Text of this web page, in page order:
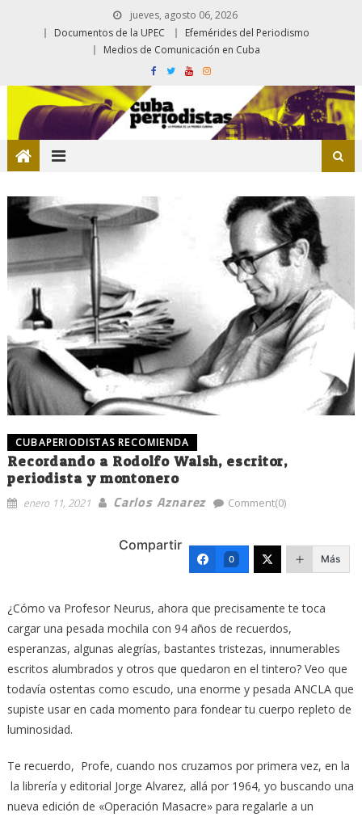
jueves, agosto 06, 2026
Documentos de la UPEC
Efemérides del Periodismo
Medios de Comunicación en Cuba
CUBAPERIODISTAS RECOMIENDA
Recordando a Rodolfo Walsh, escritor,
periodista y montonero
enero 11, 2021 Carlos Aznarez Comment(0)
Compartir
0 Más
¿Cómo va Profesor Neurus, ahora que precisamente te toca
cargar una pesada mochila con 94 años de recuerdos,
esperanzas, algunas alegrías, bastantes tristezas, innumerables
escritos alumbrados y otros que quedaron en el tintero? Veo que
todavía ostentas como escudo, una enorme y pesada ANCLA que
supiste usar en cada momento para fondear tu cuerpo repleto de
luminosidad.
Te recuerdo, Profe, cuando nos cruzamos por primera vez, en la
la librería y editorial Jorge Alvarez, allá por 1964, yo buscando una
nueva edición de «Operación Masacre» para regalarle a un